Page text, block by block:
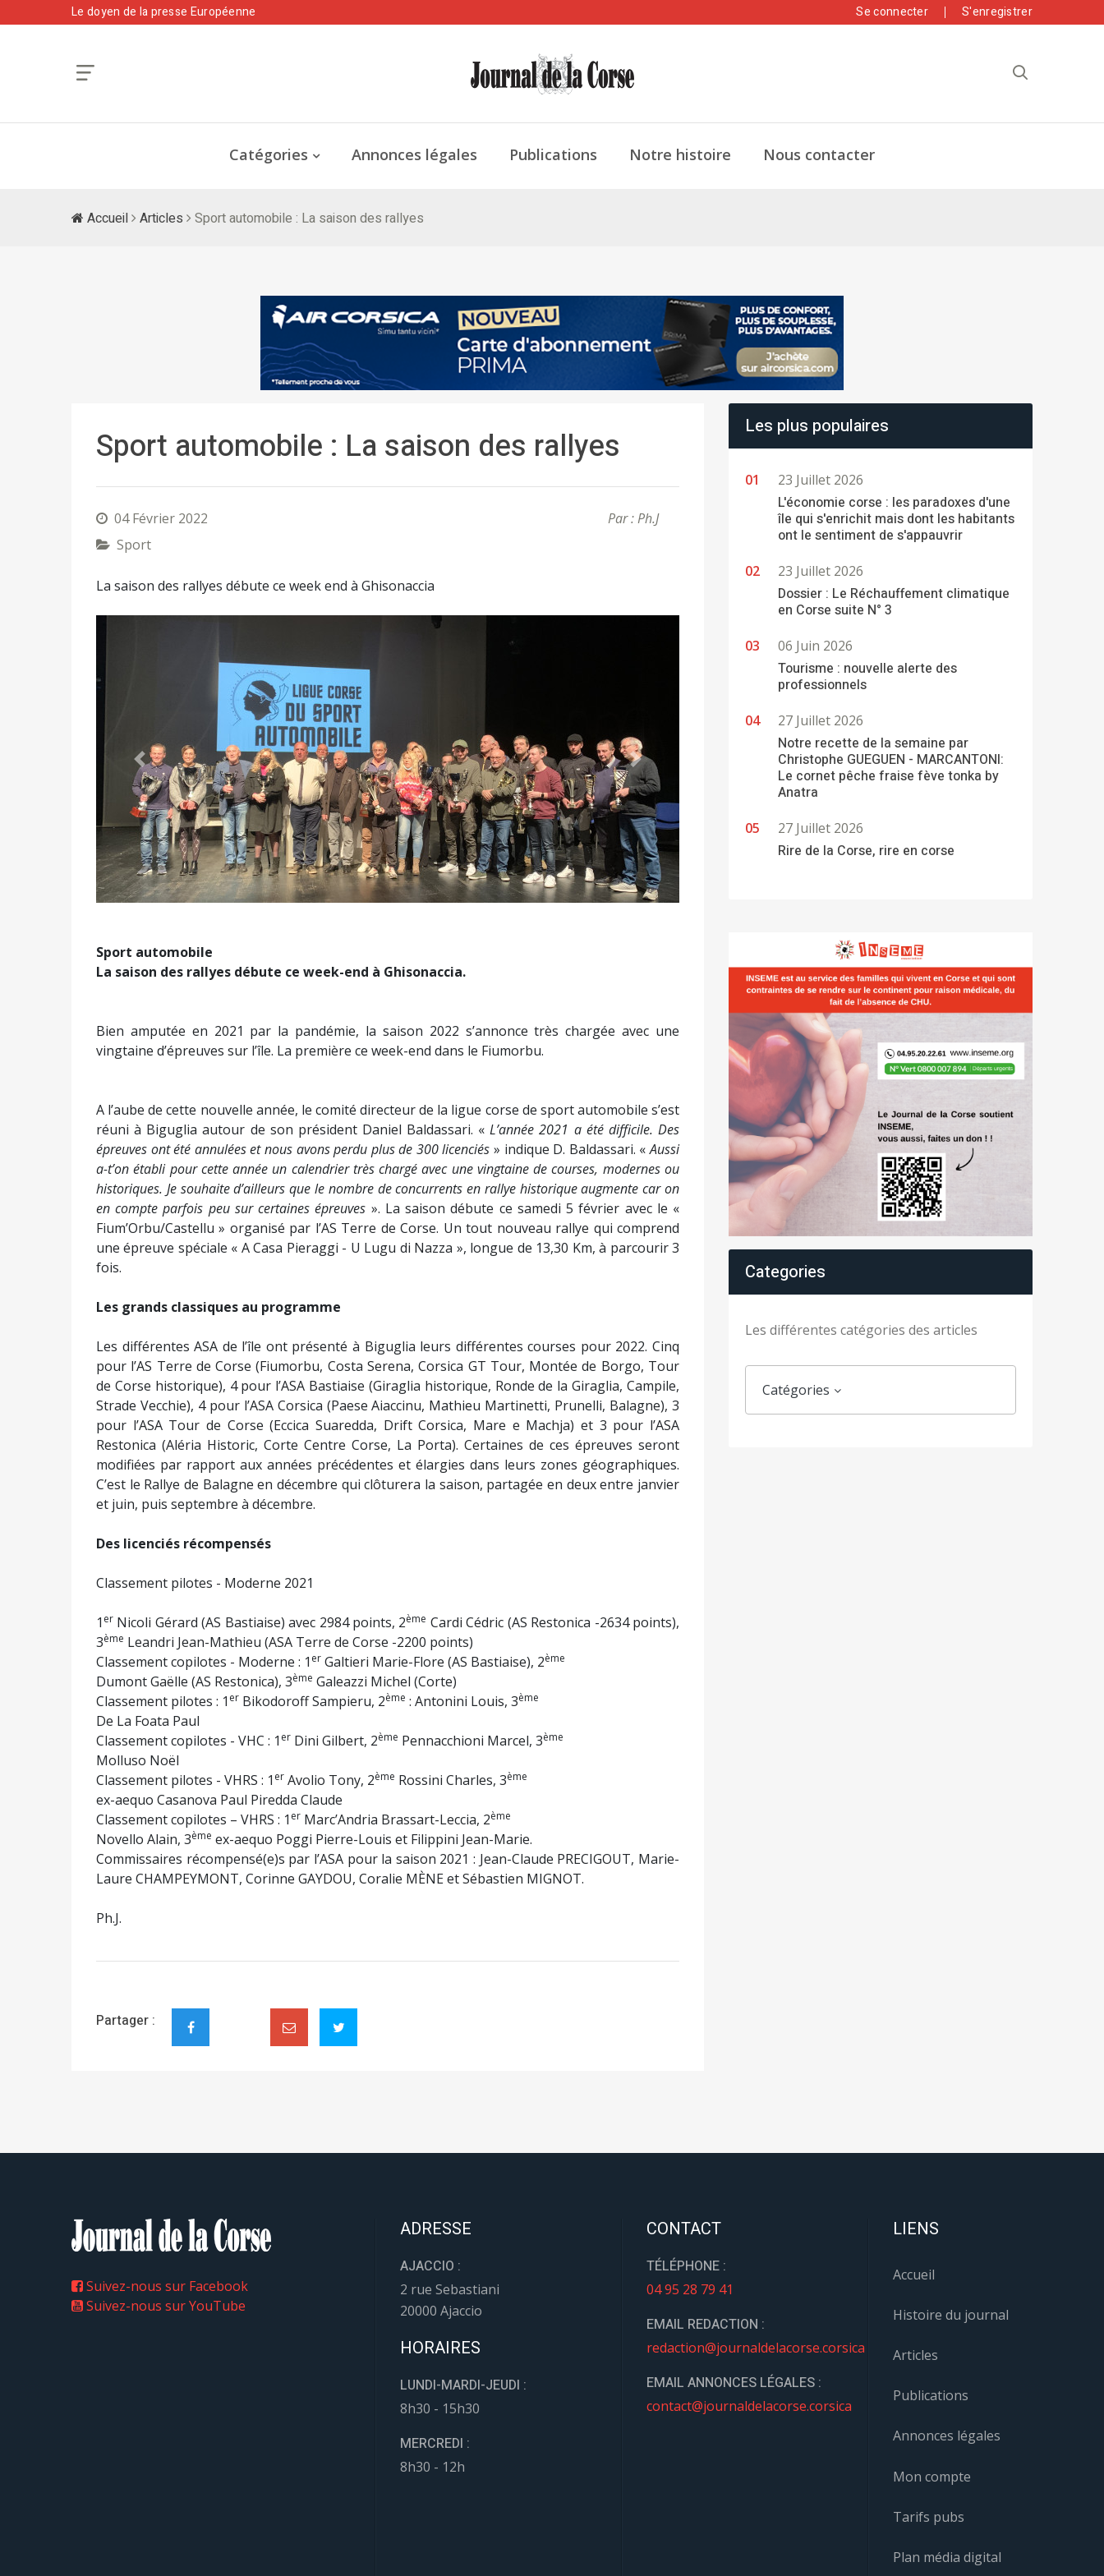
Le doyen de la presse Européenne Se connecter S'enregistrer
Catégories Annonces légales Publications Notre histoire Nous contacter
Accueil Articles Sport automobile : La saison des rallyes
Sport automobile : La saison des rallyes
04 Février 2022
Par : Ph.J
Sport
La saison des rallyes débute ce week end à Ghisonaccia
Précédent Suivant
Sport automobile
La saison des rallyes débute ce week-end à Ghisonaccia.
Bien amputée en 2021 par la pandémie, la saison 2022 s’annonce très chargée avec une
vingtaine d’épreuves sur l’île. La première ce week-end dans le Fiumorbu.
A l’aube de cette nouvelle année, le comité directeur de la ligue corse de sport automobile s’est
réuni à Biguglia autour de son président Daniel Baldassari. «L’année 2021 a été difficile. Des
épreuves ont été annulées et nous avons perdu plus de 300 licenciés » indique D. Baldassari. «Aussi
a-t’on établi pour cette année un calendrier très chargé avec une vingtaine de courses, modernes ou
historiques. Je souhaite d’ailleurs que le nombre de concurrents en rallye historique augmente car on
en compte parfois peu sur certaines épreuves ». La saison débute ce samedi 5 février avec le «
Fium’Orbu/Castellu » organisé par l’AS Terre de Corse. Un tout nouveau rallye qui comprend
une épreuve spéciale « A Casa Pieraggi - U Lugu di Nazza », longue de 13,30 Km, à parcourir 3
fois.
Les grands classiques au programme
Les différentes ASA de l’île ont présenté à Biguglia leurs différentes courses pour 2022. Cinq
pour l’AS Terre de Corse (Fiumorbu, Costa Serena, Corsica GT Tour, Montée de Borgo, Tour
de Corse historique), 4 pour l’ASA Bastiaise (Giraglia historique, Ronde de la Giraglia, Campile,
Strade Vecchie), 4 pour l’ASA Corsica (Paese Aiaccinu, Mathieu Martinetti, Prunelli, Balagne), 3
pour l’ASA Tour de Corse (Eccica Suaredda, Drift Corsica, Mare e Machja) et 3 pour l’ASA
Restonica (Aléria Historic, Corte Centre Corse, La Porta). Certaines de ces épreuves seront
modifiées par rapport aux années précédentes et élargies dans leurs zones géographiques.
C’est le Rallye de Balagne en décembre qui clôturera la saison, partagée en deux entre janvier
et juin, puis septembre à décembre.
Des licenciés récompensés
Classement pilotes - Moderne 2021
1 er Nicoli Gérard (AS Bastiaise) avec 2984 points, 2ème Cardi Cédric (AS Restonica -2634 points),
3ème Leandri Jean-Mathieu (ASA Terre de Corse -2200 points)
Classement copilotes - Moderne : 1 er Galtieri Marie-Flore (AS Bastiaise), 2ème
Dumont Gaëlle (AS Restonica), 3ème Galeazzi Michel (Corte)
Classement pilotes : 1 er Bikodoroff Sampieru, 2ème : Antonini Louis, 3ème
De La Foata Paul
Classement copilotes - VHC : 1 er Dini Gilbert, 2ème Pennacchioni Marcel, 3ème
Molluso Noël
Classement pilotes - VHRS : 1 er Avolio Tony, 2ème Rossini Charles, 3ème
ex-aequo Casanova Paul Piredda Claude
Classement copilotes – VHRS : 1 er Marc’Andria Brassart-Leccia, 2ème
Novello Alain, 3ème ex-aequo Poggi Pierre-Louis et Filippini Jean-Marie.
Commissaires récompensé(e)s par l’ASA pour la saison 2021 : Jean-Claude PRECIGOUT, Marie-
Laure CHAMPEYMONT, Corinne GAYDOU, Coralie MÈNE et Sébastien MIGNOT.
Ph.J.
Partager :
Les plus populaires
23 Juillet 2026
L'économie corse : les paradoxes d'une
île qui s'enrichit mais dont les habitants
ont le sentiment de s'appauvrir
23 Juillet 2026
Dossier : Le Réchauffement climatique
en Corse suite N° 3
06 Juin 2026
Tourisme : nouvelle alerte des
professionnels
27 Juillet 2026
Notre recette de la semaine par
Christophe GUEGUEN - MARCANTONI:
Le cornet pêche fraise fève tonka by
Anatra
27 Juillet 2026
Rire de la Corse, rire en corse
Categories
Les différentes catégories des articles
Catégories
Suivez-nous sur Facebook
Suivez-nous sur YouTube
ADRESSE
AJACCIO :
2 rue Sebastiani
20000 Ajaccio
HORAIRES
LUNDI-MARDI-JEUDI :
8h30 - 15h30
MERCREDI :
8h30 - 12h
CONTACT
TÉLÉPHONE :
04 95 28 79 41
EMAIL REDACTION :
redaction@journaldelacorse.corsica
EMAIL ANNONCES LÉGALES :
contact@journaldelacorse.corsica
LIENS
Accueil
Histoire du journal
Articles
Publications
Annonces légales
Mon compte
Tarifs pubs
Plan média digital